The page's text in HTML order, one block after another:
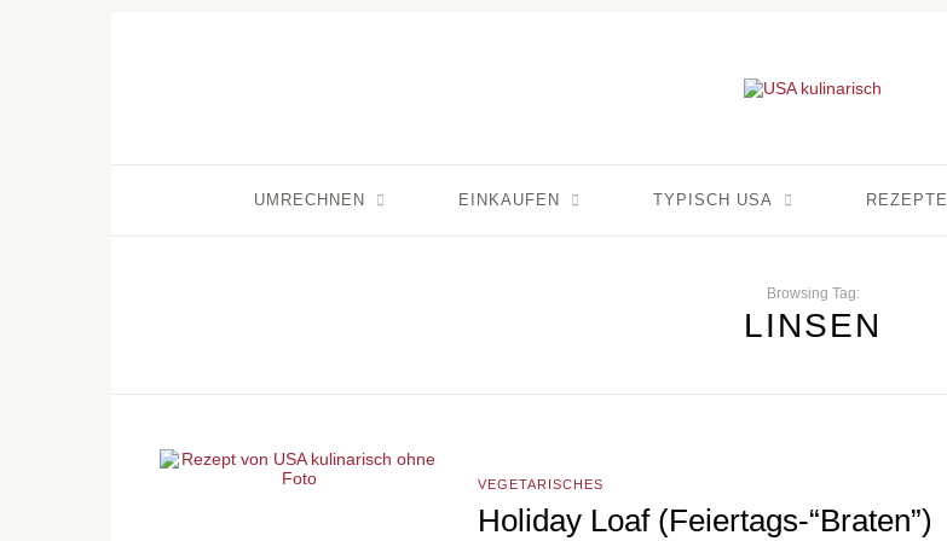
UMRECHNEN EINKAUFEN TYPISCH USA REZEPTE
Browsing Tag:
LINSEN
VEGETARISCHES
Holiday Loaf (Feiertags-“Braten”)